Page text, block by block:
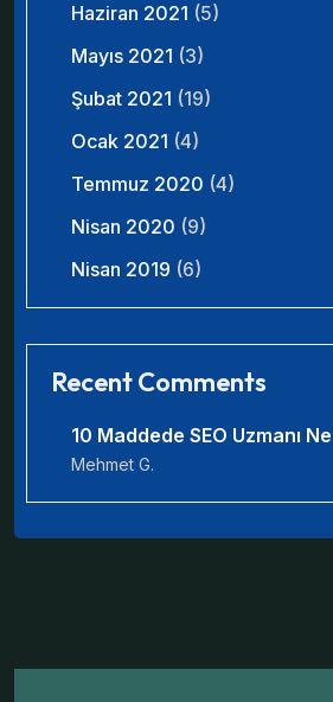
Haziran 2021 (5)
Mayıs 2021 (3)
Şubat 2021 (19)
Ocak 2021 (4)
Temmuz 2020 (4)
Nisan 2020 (9)
Nisan 2019 (6)
Recent Comments
10 Maddede SEO Uzmanı
Mehmet G.